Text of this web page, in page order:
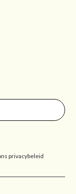
privacybeleid